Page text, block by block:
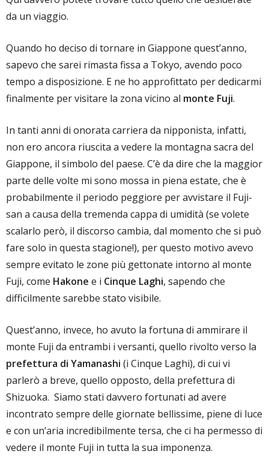
da un viaggio.
Quando ho deciso di tornare in Giappone quest’anno,
sapevo che sarei rimasta fissa a Tokyo, avendo poco
tempo a disposizione. E ne ho approfittato per dedicarmi
finalmente per visitare la zona vicino al monte Fuji.
In tanti anni di onorata carriera da nipponista, infatti,
non ero ancora riuscita a vedere la montagna sacra del
Giappone, il simbolo del paese. C’è da dire che la maggior
parte delle volte mi sono mossa in piena estate, che è
probabilmente il periodo peggiore per avvistare il Fuji-
san a causa della tremenda cappa di umidità (se volete
scalarlo però, il discorso cambia, dal momento che si può
fare solo in questa stagione!), per questo motivo avevo
sempre evitato le zone più gettonate intorno al monte
Fuji, come Hakone e i Cinque Laghi, sapendo che
difficilmente sarebbe stato visibile.
Quest’anno, invece, ho avuto la fortuna di ammirare il
monte Fuji da entrambi i versanti, quello rivolto verso la
prefettura di Yamanashi (i Cinque Laghi), di cui vi
parlerò a breve, quello opposto, della prefettura di
Shizuoka. Siamo stati davvero fortunati ad avere
incontrato sempre delle giornate bellissime, piene di luce
e con un’aria incredibilmente tersa, che ci ha permesso di
vedere il monte Fuji in tutta la sua imponenza.